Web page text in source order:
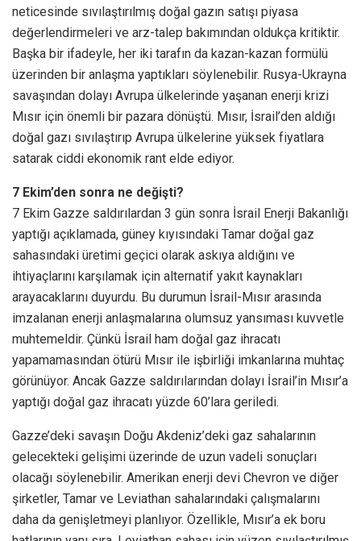
neticesinde sıvılaştırılmış doğal gazın satışı piyasa
değerlendirmeleri ve arz-talep bakımından oldukça kritiktir.
Başka bir ifadeyle, her iki tarafın da kazan-kazan formülü
üzerinden bir anlaşma yaptıkları söylenebilir. Rusya-Ukrayna
savaşından dolayı Avrupa ülkelerinde yaşanan enerji krizi
Mısır için önemli bir pazara dönüştü. Mısır, İsrail’den aldığı
doğal gazı sıvılaştırıp Avrupa ülkelerine yüksek fiyatlara
satarak ciddi ekonomik rant elde ediyor.
7 Ekim’den sonra ne değişti?
7 Ekim Gazze saldırılardan 3 gün sonra İsrail Enerji Bakanlığı
yaptığı açıklamada, güney kıyısındaki Tamar doğal gaz
sahasındaki üretimi geçici olarak askıya aldığını ve
ihtiyaçlarını karşılamak için alternatif yakıt kaynakları
arayacaklarını duyurdu. Bu durumun İsrail-Mısır arasında
imzalanan enerji anlaşmalarına olumsuz yansıması kuvvetle
muhtemeldir. Çünkü İsrail ham doğal gaz ihracatı
yapamamasından ötürü Mısır ile işbirliği imkanlarına muhtaç
görünüyor. Ancak Gazze saldırılarından dolayı İsrail’in Mısır’a
yaptığı doğal gaz ihracatı yüzde 60’lara geriledi.
Gazze’deki savaşın Doğu Akdeniz’deki gaz sahalarının
gelecekteki gelişimi üzerinde de uzun vadeli sonuçları
olacağı söylenebilir. Amerikan enerji devi Chevron ve diğer
şirketler, Tamar ve Leviathan sahalarındaki çalışmalarını
daha da genişletmeyi planlıyor. Özellikle, Mısır’a ek boru